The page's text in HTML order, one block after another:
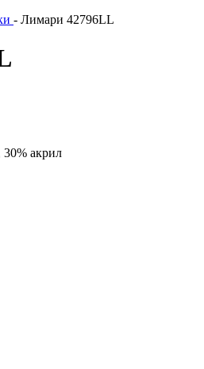
- Лимари 42796LL
30% акрил